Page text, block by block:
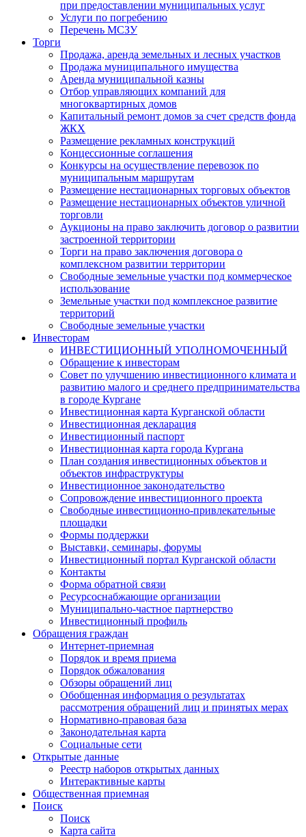
при предоставлении муниципальных услуг
Услуги по погребению
Перечень МСЗУ
Торги
Продажа, аренда земельных и лесных участков
Продажа муниципального имущества
Аренда муниципальной казны
Отбор управляющих компаний для
многоквартирных домов
Капитальный ремонт домов за счет средств фонда
ЖКХ
Размещение рекламных конструкций
Концессионные соглашения
Конкурсы на осуществление перевозок по
муниципальным маршрутам
Размещение нестационарных торговых объектов
Размещение нестационарных объектов уличной
торговли
Аукционы на право заключить договор о развитии
застроенной территории
Торги на право заключения договора о
комплексном развитии территории
Свободные земельные участки под коммерческое
использование
Земельные участки под комплексное развитие
территорий
Свободные земельные участки
Инвесторам
ИНВЕСТИЦИОННЫЙ УПОЛНОМОЧЕННЫЙ
Обращение к инвесторам
Совет по улучшению инвестиционного климата и
развитию малого и среднего предпринимательства
в городе Кургане
Инвестиционная карта Курганской области
Инвестиционная декларация
Инвестиционный паспорт
Инвестиционная карта города Кургана
План создания инвестиционных объектов и
объектов инфраструктуры
Инвестиционное законодательство
Сопровождение инвестиционного проекта
Свободные инвестиционно-привлекательные
площадки
Формы поддержки
Выставки, семинары, форумы
Инвестиционный портал Курганской области
Контакты
Форма обратной связи
Ресурсоснабжающие организации
Муниципально-частное партнерство
Инвестиционный профиль
Обращения граждан
Интернет-приемная
Порядок и время приема
Порядок обжалования
Обзоры обращений лиц
Обобщенная информация о результатах
рассмотрения обращений лиц и принятых мерах
Нормативно-правовая база
Законодательная карта
Социальные сети
Открытые данные
Реестр наборов открытых данных
Интерактивные карты
Общественная приемная
Поиск
Поиск
Карта сайта